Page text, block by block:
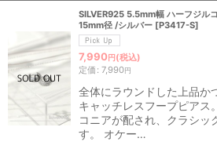
SILVER925 5.5mm幅 ハーフジル
15mm径 /シルバー [P3417-S]
7,990円 (税込)
定価 : 7,990円
全体にラウンドした上品か
キャッチレスフープピアス
コニアが配され、クラシッ
す。 オケー…